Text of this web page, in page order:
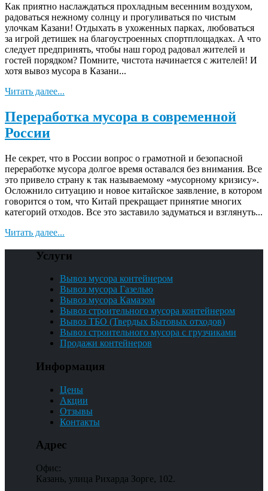
Как приятно наслаждаться прохладным весенним воздухом,
радоваться нежному солнцу и прогуливаться по чистым
улочкам Казани! Отдыхать в ухоженных парках, любоваться
за игрой детишек на благоустроенных спортплощадках. А что
следует предпринять, чтобы наш город радовал жителей и
гостей порядком? Помните, чистота начинается с жителей! И
хотя вывоз мусора в Казани...
Читать далее...
Переработка мусора в современной
России
Не секрет, что в России вопрос о грамотной и безопасной
переработке мусора долгое время оставался без внимания. Все
это привело страну к так называемому «мусорному кризису».
Осложнило ситуацию и новое китайское заявление, в котором
говорится о том, что Китай прекращает принятие многих
категорий отходов. Все это заставило задуматься и взглянуть...
Читать далее...
Услуги
Вывоз мусора контейнером
Вывоз мусора Газелью
Вывоз мусора Камазом
Вывоз строительного мусора контейнером
Вывоз ТБО (Твердых Бытовых отходов)
Вывоз строительного мусора с грузчиками
Продажи контейнеров
Информация
Цены
Акции
Отзывы
Контакты
Адрес
Офис:
Казань, улица Рихарда Зорге, 102.